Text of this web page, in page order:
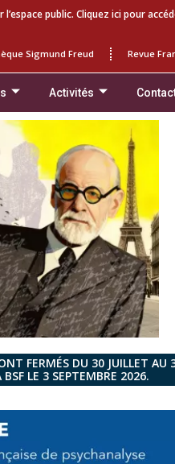
l’espace public. Cliquez ici pour
Sigmund Freud Revue
Activités
FERMÉS DU 30 JUILLET
BSF LE 3 SEPTEMBRE 2026.